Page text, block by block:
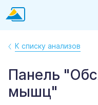
К списку анализов
Панель
мышц"